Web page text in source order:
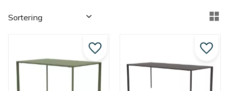
Välj sortering
Lägg till i favoriter Lägg